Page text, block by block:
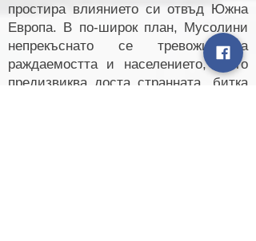
простира влиянието си отвъд Южна
Европа. В по-широк план, Мусолини
непрекъснато се тревожи за
раждаемостта и населението, което
предизвиква доста странната „битка